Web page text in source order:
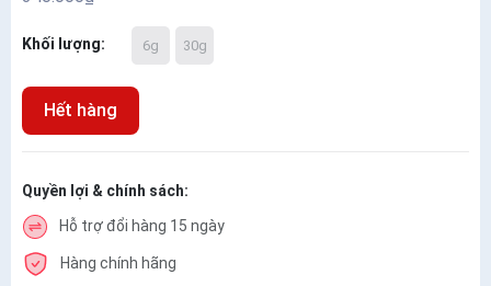
Khối lượng: 6g 30g
Hết hàng
Quyền lợi & chính sách:
Hỗ trợ đổi hàng 15 ngày
Hàng chính hãng